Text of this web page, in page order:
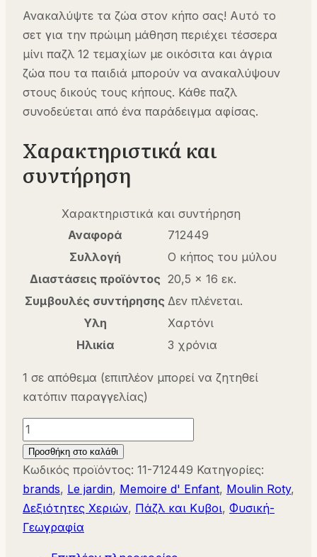
Ανακαλύψτε τα ζώα στον κήπο σας! Αυτό το
σετ για την πρώιμη μάθηση περιέχει τέσσερα
μίνι παζλ 12 τεμαχίων με οικόσιτα και άγρια ​​
ζώα που τα παιδιά μπορούν να ανακαλύψουν
στους δικούς τους κήπους. Κάθε παζλ
συνοδεύεται από ένα παράδειγμα αφίσας.
Χαρακτηριστικά και
συντήρηση
Χαρακτηριστικά και συντήρηση
Αναφορά
712449
Συλλογή
Ο κήπος του μύλου
Διαστάσεις προϊόντος 20,5 x 16 εκ.
Συμβουλές συντήρησης Δεν πλένεται.
Υλη
Χαρτόνι
Ηλικία
3 χρόνια
1 σε απόθεμα (επιπλέον μπορεί να ζητηθεί
κατόπιν παραγγελίας)
4
Μίνι
Παζλ
4
επί
12
Προσθήκη στο καλάθι
Κωδικός προϊόντος: 11-712449 Κατηγορίες:
brands, Le jardin, Memoire d' Enfant, Moulin Roty,
Δεξιότητες Χεριών, Πάζλ και Κυβοι, Φυσική-
Γεωγραφία